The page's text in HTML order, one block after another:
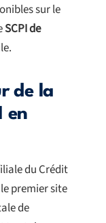
sur le
SCPI de
de la
en
du Crédit
premier site
de